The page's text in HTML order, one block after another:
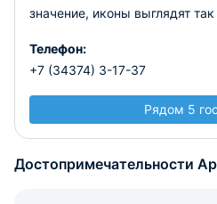
значение, иконы выглядят так
Телефон:
+7 (34374) 3-17-37
Рядом 5
Достопримечательности